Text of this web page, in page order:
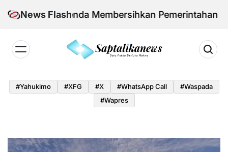
News Flash
Agenda Membersihkan Pemerintahan Daerah
#yahukimo #XFG #x #WhatsApp Call
#waspada
#Wapres